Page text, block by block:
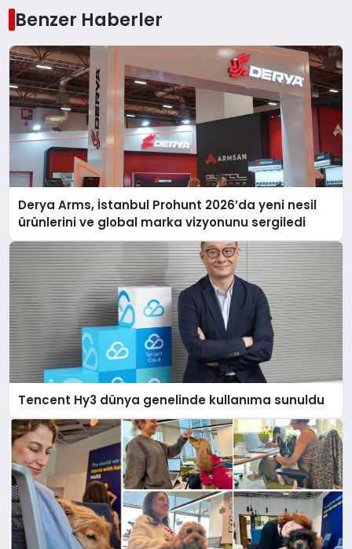
Benzer Haberler
Derya Arms, İstanbul Prohunt 2026’da yeni nesil
ürünlerini ve global marka vizyonunu sergiledi
Tencent Hy3 dünya genelinde kullanıma sunuldu